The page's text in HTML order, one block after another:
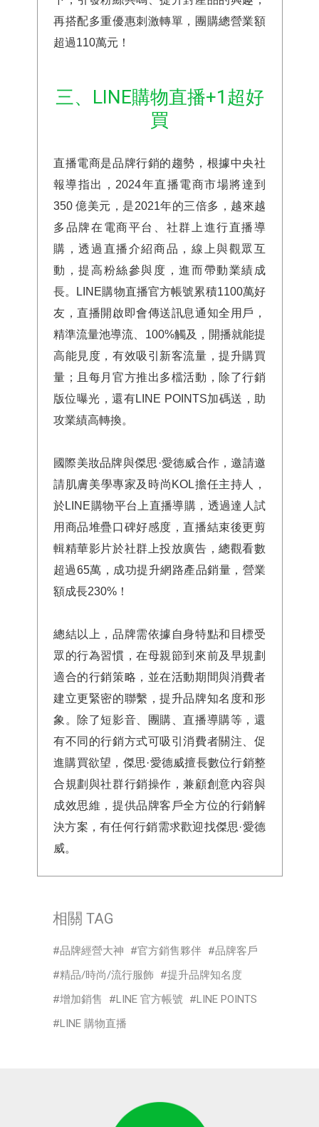
再搭配多重優惠刺激轉單，團購總營業額
超過110萬元！
三、LINE購物直播+1超好
買
直播電商是品牌行銷的趨勢，根據中央社
報導指出，2024年直播電商市場將達到
350 億美元，是2021年的三倍多，越來越
多品牌在電商平台、社群上進行直播導
購，透過直播介紹商品，線上與觀眾互
動，提高粉絲參與度，進而帶動業績成
長。LINE購物直播官方帳號累積1100萬好
友，直播開啟即會傳送訊息通知全用戶，
精準流量池導流、100%觸及，開播就能提
高能見度，有效吸引新客流量，提升購買
量；且每月官方推出多檔活動，除了行銷
版位曝光，還有LINE POINTS加碼送，助
攻業績高轉換。
國際美妝品牌與傑思·愛德威合作，邀請邀
請肌膚美學專家及時尚KOL擔任主持人，
於LINE購物平台上直播導購，透過達人試
用商品堆疊口碑好感度，直播結束後更剪
輯精華影片於社群上投放廣告，總觀看數
超過65萬，成功提升網路產品銷量，營業
額成長230%！
總結以上，品牌需依據自身特點和目標受
眾的行為習慣，在母親節到來前及早規劃
適合的行銷策略，並在活動期間與消費者
建立更緊密的聯繫，提升品牌知名度和形
象。除了短影音、團購、直播導購等，還
有不同的行銷方式可吸引消費者關注、促
進購買欲望，傑思·愛德威擅長數位行銷整
合規劃與社群行銷操作，兼顧創意內容與
成效思維，提供品牌客戶全方位的行銷解
決方案，有任何行銷需求歡迎找傑思·愛德
威。
相關 TAG
品牌經營大神 官方銷售夥伴
品牌客戶
精品/時尚/流行服飾
提升品牌知名度
增加銷售
LINE 官方帳號
LINE POINTS
LINE 購物直播